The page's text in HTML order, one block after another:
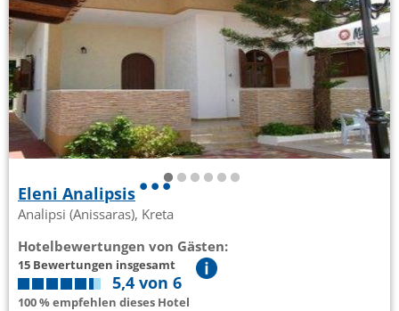
Eleni Analipsis
Analipsi (Anissaras), Kreta
Hotelbewertungen von Gästen:
15 Bewertungen insgesamt
5,4 von 6
100 % empfehlen dieses Hotel